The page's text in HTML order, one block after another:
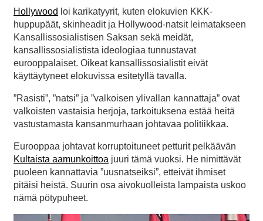
Hollywood loi karikatyyrit, kuten elokuvien KKK-
huppupäät, skinheadit ja Hollywood-natsit leimatakseen
Kansallissosialistisen Saksan sekä meidät,
kansallissosialistista ideologiaa tunnustavat
eurooppalaiset. Oikeat kansallissosialistit eivät
käyttäytyneet elokuvissa esitetyllä tavalla.
”Rasisti”, ”natsi” ja ”valkoisen ylivallan kannattaja” ovat
valkoisten vastaisia herjoja, tarkoituksena estää heitä
vastustamasta kansanmurhaan johtavaa politiikkaa.
Eurooppaa johtavat korruptoituneet petturit pelkäävän
Kultaista aamunkoittoa juuri tämä vuoksi. He nimittävät
puoleen kannattavia ”uusnatseiksi”, etteivät ihmiset
pitäisi heistä. Suurin osa aivokuolleista lampaista uskoo
nämä pötypuheet.